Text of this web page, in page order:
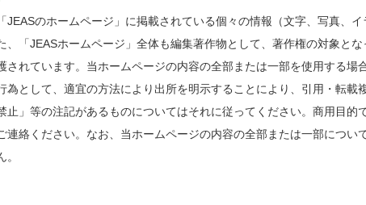
「JEASのホームページ」に掲載されている個々の情報（文字、写真、
、「JEASホームページ」全体も編集著作物として、著作権の対象と
されています。当ホームページの内容の全部または一部を使用する場
為として、適宜の方法により出所を明示することにより、引用・転載
止」等の注記があるものについてはそれに従ってください。商用目的
連絡ください。なお、当ホームページの内容の全部または一部につ
。